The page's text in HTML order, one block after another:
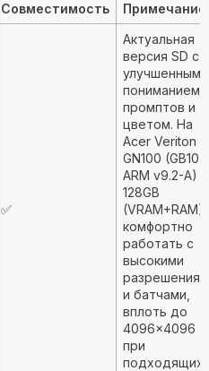
Совместимость Примечание
✅
Актуальная
версия SD с
улучшенным
пониманием
промптов и
цветом. На
Acer Veriton
GN100 (GB10,
ARM v9.2-A) с
128GB
(VRAM+RAM)
комфортно
работать с
высокими
и батчами,
вплоть до
4096×4096
при
подходящих